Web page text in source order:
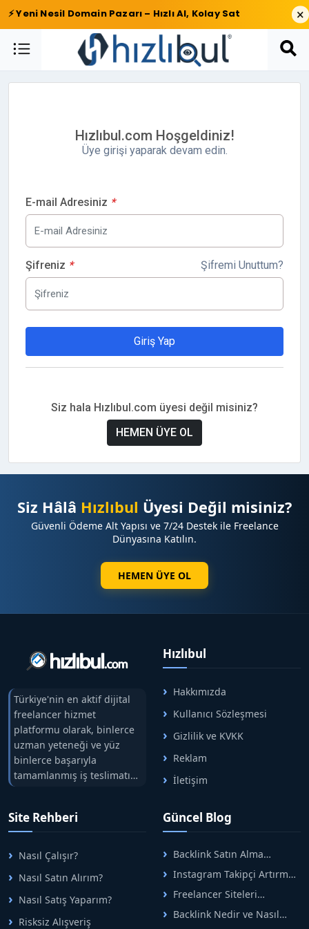
⚡ Yeni Nesil Domain Pazarı – Hızlı Al, Kolay Sat ×
Hızlıbul.com Hoşgeldiniz!
Üye girişi yaparak devam edin.
E-mail Adresiniz *
Şifremi Unuttum?
Şifreniz *
Giriş Yap
Siz hala Hızlıbul.com üyesi değil misiniz?
HEMEN ÜYE OL
Siz Hâlâ Hızlıbul Üyesi Değil misiniz?
Güvenli Ödeme Alt Yapısı ve 7/24 Destek ile Freelance
Dünyasına Katılın.
HEMEN ÜYE OL
Türkiye'nin en aktif dijital
freelancer hizmet
platformu olarak, binlerce
uzman yeteneği ve yüz
binlerce başarıyla
tamamlanmış iş teslimatını
tek çatıda buluşturuyoruz.
arasındaki süreci risksiz
alışveriş sistemi ile koruyan
ticaretin güvenli
adreslerinden birisidir.
Hızlıbul
Hakkımızda
Kullanıcı Sözleşmesi
Gizlilik ve KVKK
Reklam
İletişim
Site Rehberi
Nasıl Çalışır?
Nasıl Satın Alırım?
Nasıl Satış Yaparım?
Risksiz Alışveriş
Güncel Blog
Backlink Satın Alma
Rehberi: Güvenli SEO İçin
Doğru Adımlar
Instagram Takipçi Artırma
Yöntemleri: Organik Büyüme
Rehberi
Freelancer Siteleri
Arasında Doğru Seçim Nasıl
Yapılır
Backlink Nedir ve Nasıl